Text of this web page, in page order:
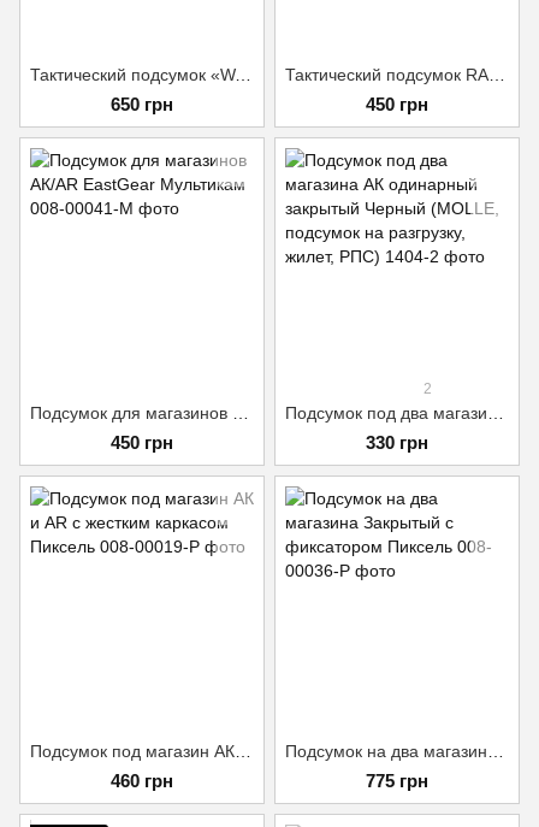
Тактический подсумок «Warrior Spirit» под магазин, жесткий со съемным клапаном Мультикам
650 грн 450 грн
450 грн
2
330 грн
460 грн 775 грн